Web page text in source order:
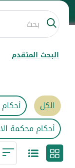
البحث المتقدم
الكل
أحكام محكمة